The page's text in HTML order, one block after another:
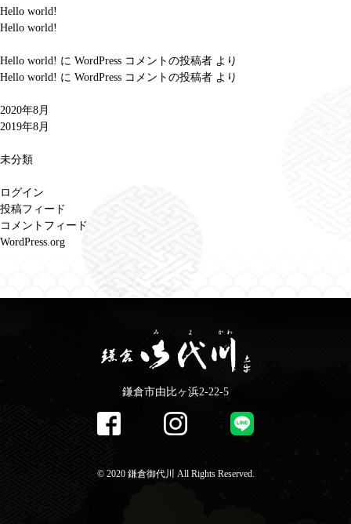
Hello world!
Hello world!
Hello world! に WordPress コメントの投稿者 より
Hello world! に WordPress コメントの投稿者 より
2020年8月
2019年8月
未分類
ログイン
投稿フィード
コメントフィード
WordPress.org
鎌倉市由比ヶ浜2-22-5
©️ 2020 鎌倉御代川 All Rights Reserved.